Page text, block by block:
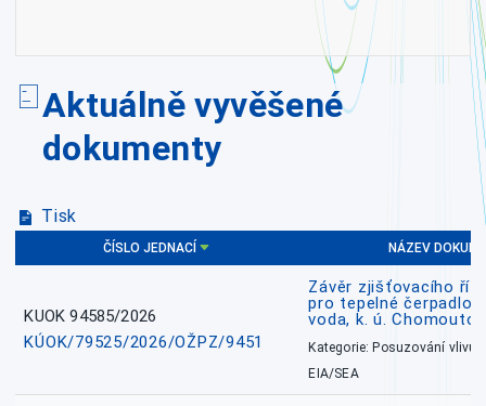
Aktuálně vyvěšené
dokumenty
Tisk
ČÍSLO JEDNACÍ NÁZEV
KUOK 94585/2026
KÚOK/79525/2026/OŽPZ/9451
Závěr zjišťovacího
pro tepelné čerpadlo
voda, k. ú. Chomoutov
Kategorie: Posuzování vlivů
EIA/SEA